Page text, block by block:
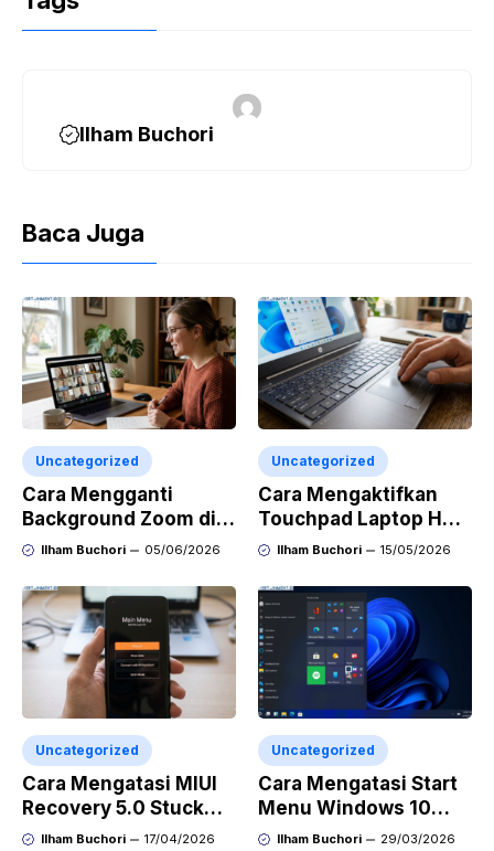
Ilham Buchori
Baca Juga
Uncategorized
Cara Mengganti
Background Zoom di
Windows, Mac, dan
Ilham Buchori 05/06/2026
Uncategorized
Cara Mengaktifkan
Touchpad Laptop HP
Windows 11 Tanpa
Ilham Buchori 15/05/2026
Uncategorized
Cara Mengatasi MIUI
Recovery 5.0 Stuck
Setelah Update
Ilham Buchori 17/04/2026
Uncategorized
Cara Mengatasi Start
Menu Windows 10
Tidak Bisa Dibuka
Ilham Buchori 29/03/2026